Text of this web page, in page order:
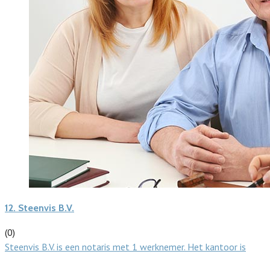
12. Steenvis B.V.
(0)
Steenvis B.V. is een notaris met 1 werknemer. Het kantoor is